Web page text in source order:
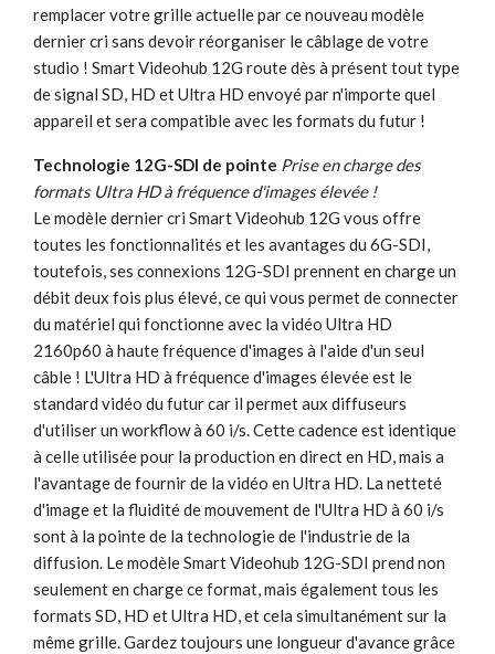
remplacer votre grille actuelle par ce nouveau modèle
dernier cri sans devoir réorganiser le câblage de votre
studio ! Smart Videohub 12G route dès à présent tout type
de signal SD, HD et Ultra HD envoyé par n'importe quel
appareil et sera compatible avec les formats du futur !
Technologie 12G-SDI de pointe Prise en charge des
formats Ultra HD à fréquence d'images élevée !
Le modèle dernier cri Smart Videohub 12G vous offre
toutes les fonctionnalités et les avantages du 6G-SDI,
toutefois, ses connexions 12G-SDI prennent en charge un
débit deux fois plus élevé, ce qui vous permet de connecter
du matériel qui fonctionne avec la vidéo Ultra HD
2160p60 à haute fréquence d'images à l'aide d'un seul
câble ! L'Ultra HD à fréquence d'images élevée est le
standard vidéo du futur car il permet aux diffuseurs
d'utiliser un workflow à 60 i/s. Cette cadence est identique
à celle utilisée pour la production en direct en HD, mais a
l'avantage de fournir de la vidéo en Ultra HD. La netteté
d'image et la fluidité de mouvement de l'Ultra HD à 60 i/s
sont à la pointe de la technologie de l'industrie de la
diffusion. Le modèle Smart Videohub 12G-SDI prend non
seulement en charge ce format, mais également tous les
formats SD, HD et Ultra HD, et cela simultanément sur la
même grille. Gardez toujours une longueur d'avance grâce